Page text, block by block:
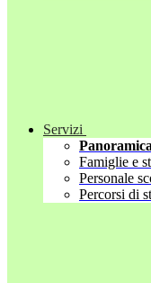
Servizi
Panoramica
Famiglie e
Personale
Percorsi di